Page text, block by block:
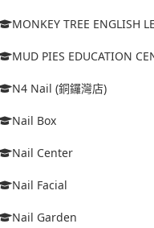
MONKEY TREE ENGLISH
MUD PIES EDUCATION
N4 Nail (銅鑼灣店)
Nail Box
Nail Center
Nail Facial
Nail Garden